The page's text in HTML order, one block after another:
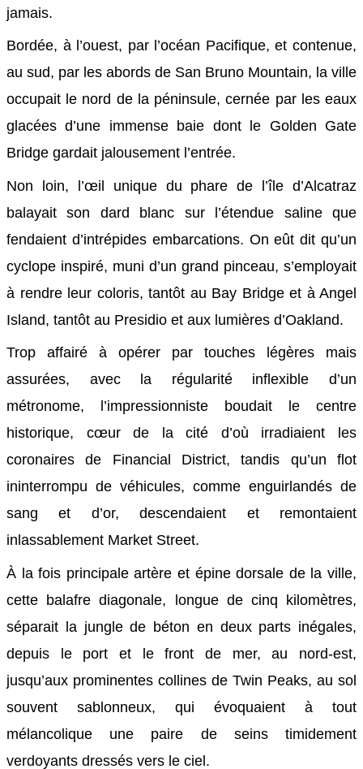
jamais.
Bordée, à l’ouest, par l’océan Pacifique, et contenue,
au sud, par les abords de San Bruno Mountain, la ville
occupait le nord de la péninsule, cernée par les eaux
glacées d’une immense baie dont le Golden Gate
Bridge gardait jalousement l’entrée.
Non loin, l’œil unique du phare de l’île d’Alcatraz
balayait son dard blanc sur l’étendue saline que
fendaient d’intrépides embarcations. On eût dit qu’un
cyclope inspiré, muni d’un grand pinceau, s’employait
à rendre leur coloris, tantôt au Bay Bridge et à Angel
Island, tantôt au Presidio et aux lumières d’Oakland.
Trop affairé à opérer par touches légères mais
assurées, avec la régularité inflexible d’un
métronome, l’impressionniste boudait le centre
historique, cœur de la cité d’où irradiaient les
coronaires de Financial District, tandis qu’un flot
ininterrompu de véhicules, comme enguirlandés de
sang et d’or, descendaient et remontaient
inlassablement Market Street.
À la fois principale artère et épine dorsale de la ville,
cette balafre diagonale, longue de cinq kilomètres,
séparait la jungle de béton en deux parts inégales,
depuis le port et le front de mer, au nord-est,
jusqu’aux prominentes collines de Twin Peaks, au sol
souvent sablonneux, qui évoquaient à tout
mélancolique une paire de seins timidement
verdoyants dressés vers le ciel.